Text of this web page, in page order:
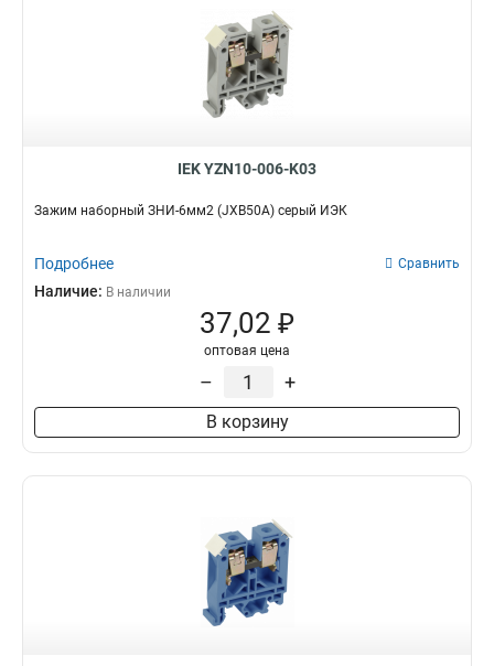
IEK YZN10-006-K03
Зажим наборный ЗНИ-6мм2 (JXB50А) серый ИЭК
Подробнее Сравнить
Наличие: В наличии
37,02 ₽
оптовая цена
– +
В корзину